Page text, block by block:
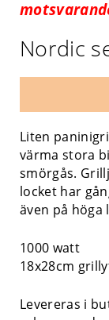
Nordic
Liten
värma stora
smörgås.
locket har
även på höga
1000 watt
18x28cm
Levereras i